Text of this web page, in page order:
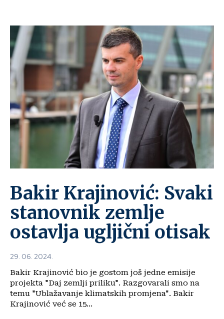
Bakir Krajinović: Svaki
stanovnik zemlje
ostavlja ugljični otisak
29. 06. 2024.
Bakir Krajinović bio je gostom još jedne emisije
projekta "Daj zemlji priliku". Razgovarali smo na
temu "Ublažavanje klimatskih promjena". Bakir
Krajinović već se 15...